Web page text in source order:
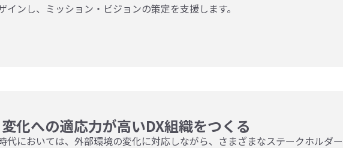
インし、ミッション・ビジョンの策定を支援します。
変化への適応力が高いDX組織をつくる
代においては、外部環境の変化に対応しながら、さまざまなステークホルダ